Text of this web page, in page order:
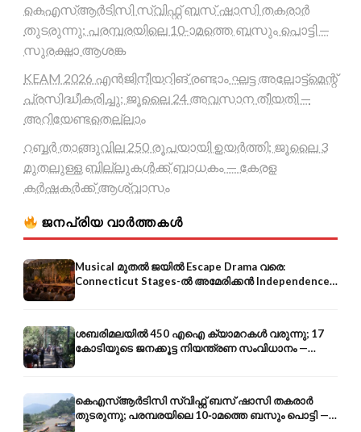
കെഎസ്ആർടിസി സ്വിഫ്റ്റ് ബസ് ഷാസി തകരാർ
തുടരുന്നു; പരമ്പരയിലെ 10-ാമത്തെ ബസും പൊട്ടി —
സുരക്ഷാ ആശങ്ക
KEAM 2026 എൻജിനീയറിങ് രണ്ടാം ഘട്ട അലോട്ട്മെന്റ്
പ്രസിദ്ധീകരിച്ചു; ജൂലൈ 24 അവസാന തീയതി —
അറിയേണ്ടതെല്ലാം
റബ്ബർ താങ്ങുവില 250 രൂപയായി ഉയർത്തി; ജൂലൈ 3
മുതലുള്ള ബില്ലുകൾക്ക് ബാധകം — കേരള
കർഷകർക്ക് ആശ്വാസം
ജനപ്രിയ വാർത്തകൾ
Musical മുതൽ ജയിൽ Escape Drama വരെ:
Connecticut Stages-ൽ അമേരിക്കൻ Independence-
ന്റെ 250-ആം വാർഷികം
ശബരിമലയിൽ 450 എഐ ക്യാമറകൾ വരുന്നു; 17
കോടിയുടെ ജനക്കൂട്ട നിയന്ത്രണ സംവിധാനം —
എരുമേലി മുതൽ പമ്പ വരെ
കെഎസ്ആർടിസി സ്വിഫ്റ്റ് ബസ് ഷാസി തകരാർ
തുടരുന്നു; പരമ്പരയിലെ 10-ാമത്തെ ബസും പൊട്ടി —